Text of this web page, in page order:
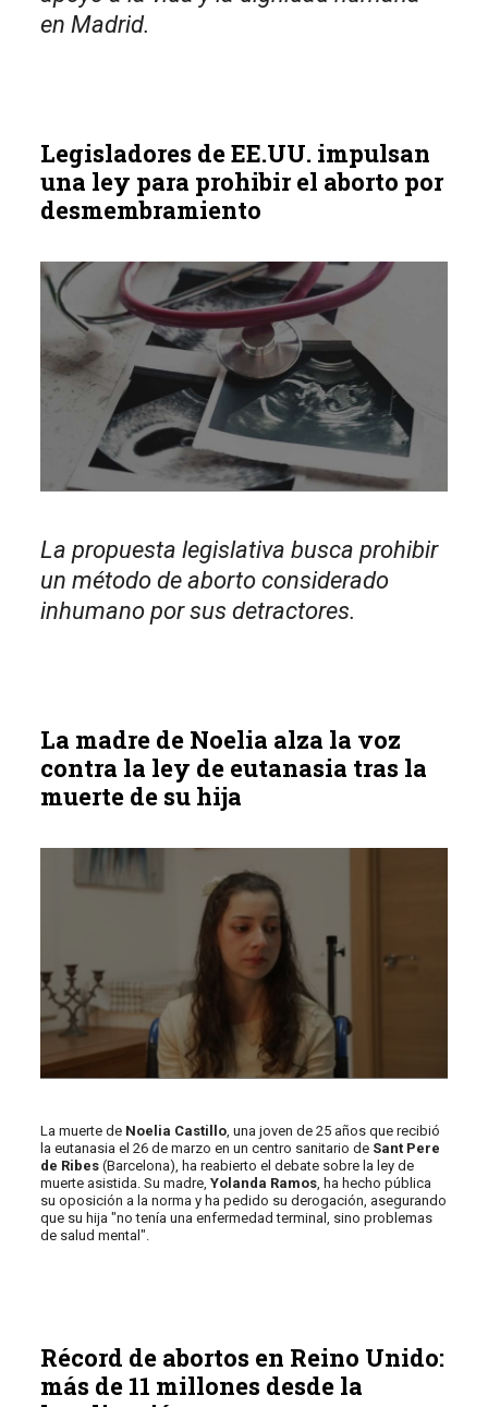
en Madrid.
Legisladores de EE.UU. impulsan
una ley para prohibir el aborto por
desmembramiento
La propuesta legislativa busca prohibir
un método de aborto considerado
inhumano por sus detractores.
La madre de Noelia alza la voz
contra la ley de eutanasia tras la
muerte de su hija
La muerte de Noelia Castillo, una joven de 25 años que recibió
la eutanasia el 26 de marzo en un centro sanitario de Sant Pere
de Ribes(Barcelona), ha reabierto el debate sobre la ley de
muerte asistida. Su madre, Yolanda Ramos, ha hecho pública
su oposición a la norma y ha pedido su derogación, asegurando
que su hija "no tenía una enfermedad terminal, sino problemas
de salud mental".
Récord de abortos en Reino Unido:
más de 11 millones desde la